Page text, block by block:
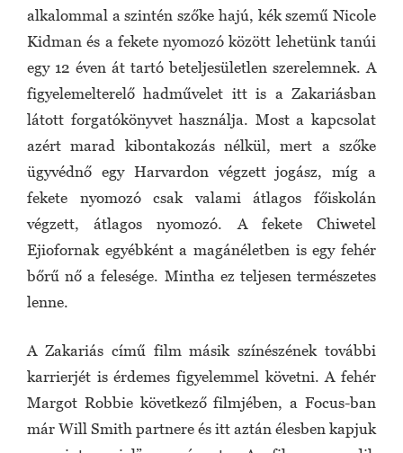
alkalommal a szintén szőke hajú, kék szemű Nicole
Kidman és a fekete nyomozó között lehetünk tanúi
egy 12 éven át tartó beteljesületlen szerelemnek. A
figyelemelterelő hadművelet itt is a Zakariásban
látott forgatókönyvet használja. Most a kapcsolat
azért marad kibontakozás nélkül, mert a szőke
ügyvédnő egy Harvardon végzett jogász, míg a
fekete nyomozó csak valami átlagos főiskolán
végzett, átlagos nyomozó. A fekete Chiwetel
Ejiofornak egyébként a magánéletben is egy fehér
bőrű nő a felesége. Mintha ez teljesen természetes
lenne.
A Zakariás című film másik színészének további
karrierjét is érdemes figyelemmel követni. A fehér
Margot Robbie következő filmjében, a Focus-ban
már Will Smith partnere és itt aztán élesben kapjuk